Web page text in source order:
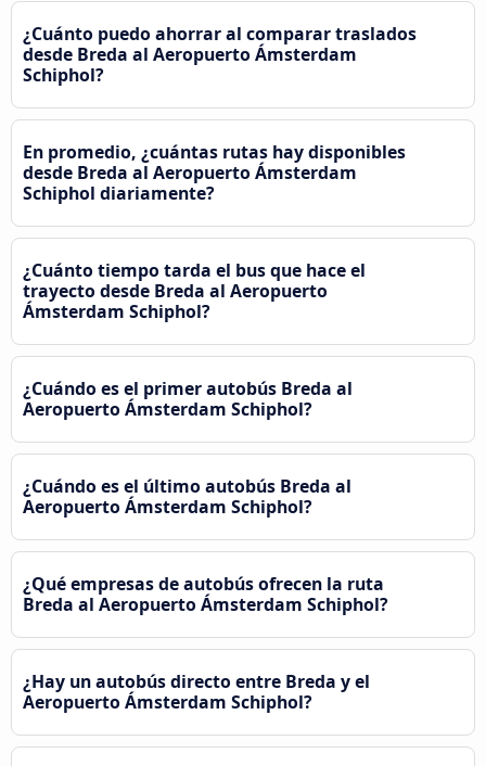
¿Cuánto puedo ahorrar al comparar traslados
desde Breda al Aeropuerto Ámsterdam
Schiphol?
En promedio, ¿cuántas rutas hay disponibles
desde Breda al Aeropuerto Ámsterdam
Schiphol diariamente?
¿Cuánto tiempo tarda el bus que hace el
trayecto desde Breda al Aeropuerto
Ámsterdam Schiphol?
¿Cuándo es el primer autobús Breda al
Aeropuerto Ámsterdam Schiphol?
¿Cuándo es el último autobús Breda al
Aeropuerto Ámsterdam Schiphol?
¿Qué empresas de autobús ofrecen la ruta
Breda al Aeropuerto Ámsterdam Schiphol?
¿Hay un autobús directo entre Breda y el
Aeropuerto Ámsterdam Schiphol?